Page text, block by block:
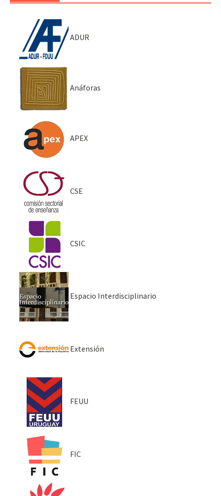
ADUR
Anáforas
APEX
CSE
CSIC
Espacio Interdisciplinario
Extensión
FEUU
FIC